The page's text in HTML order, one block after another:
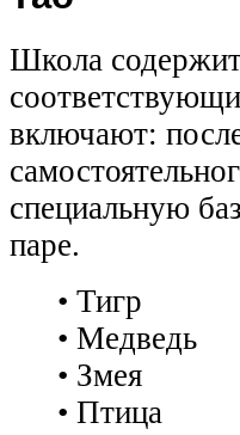
Школа
включают:
специальную
паре.
• Тигр
• Медведь
• Змея
• Птица